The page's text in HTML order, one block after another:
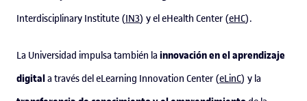
Interdisciplinary Institute (IN3) y el eHealth Center (eHC).
La Universidad impulsa también la innovación en el aprendizaje
digitala través del eLearning Innovation Center (eLinC) y la